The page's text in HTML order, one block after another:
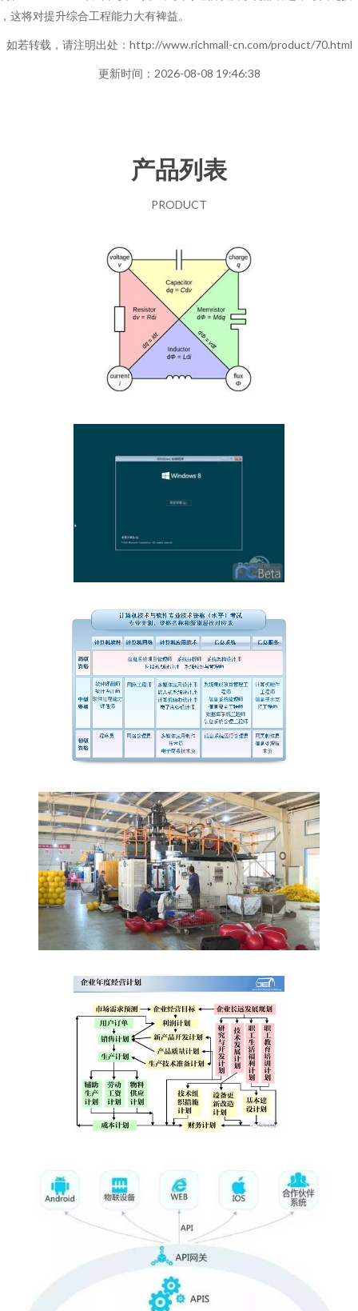
这将对提升综合工程能力大有裨益。
如若转载，请注明出处：http://www.richmall-cn.com/product/70.html
更新时间：2026-08-08 19:46:38
产品列表
PRODUCT